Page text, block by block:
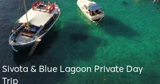
Sivota & Blue Lagoon Private Day
Trip